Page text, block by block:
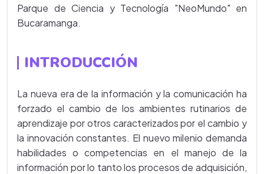
Parque de Ciencia y Tecnología "NeoMundo" en
Bucaramanga.
INTRODUCCIÓN
La nueva era de la información y la comunicación ha
forzado el cambio de los ambientes rutinarios de
aprendizaje por otros caracterizados por el cambio y
la innovación constantes. El nuevo milenio demanda
habilidades o competencias en el manejo de la
información por lo tanto los procesos de adquisición,